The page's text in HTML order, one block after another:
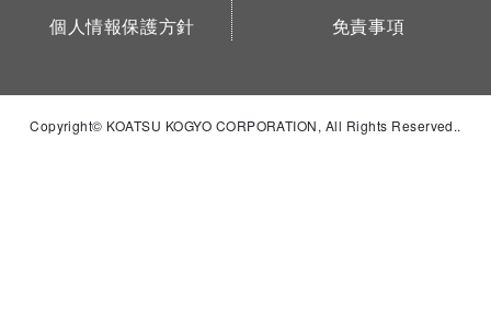
個人情報保護方針 免責事項
Copyright© KOATSU KOGYO CORPORATION, All Rights Reserved..